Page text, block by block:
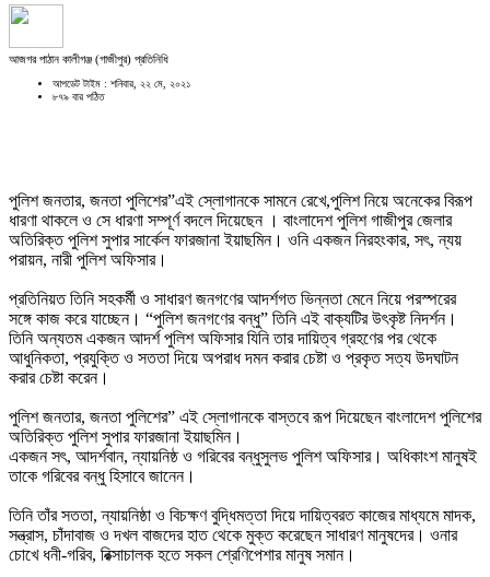
আজগর পাঠান কালীগঞ্জ (গাজীপুর) প্রতিনিধি
আপডেট টাইম : শনিবার, ২২ মে, ২০২১
৮৭৯ বার পঠিত
পুলিশ জনতার, জনতা পুলিশের”এই স্লোগানকে সামনে রেখে,পুলিশ নিয়ে অনেকের বিরূপ
ধারণা থাকলে ও সে ধারণা সম্পূর্ণ বদলে দিয়েছেন । বাংলাদেশ পুলিশ গাজীপুর জেলার
অতিরিক্ত পুলিশ সুপার সার্কেল ফারজানা ইয়াছমিন। ওনি একজন নিরহংকার, সৎ, ন্যয়
পরায়ন, নারী পুলিশ অফিসার।
প্রতিনিয়ত তিনি সহকর্মী ও সাধারণ জনগণের আদর্শগত ভিন্নতা মেনে নিয়ে পরস্পরের
সঙ্গে কাজ করে যাচ্ছেন। “পুলিশ জনগণের বন্ধু” তিনি এই বাক্যটির উৎকৃষ্ট নিদর্শন।
তিনি অন্যতম একজন আদর্শ পুলিশ অফিসার যিনি তার দায়িত্ব গ্রহণের পর থেকে
আধুনিকতা, প্রযুক্তি ও সততা দিয়ে অপরাধ দমন করার চেষ্টা ও প্রকৃত সত্য উদঘাটন
করার চেষ্টা করেন।
পুলিশ জনতার, জনতা পুলিশের” এই স্লোগানকে বাস্তবে রূপ দিয়েছেন বাংলাদেশ পুলিশের
অতিরিক্ত পুলিশ সুপার ফারজানা ইয়াছমিন।
একজন সৎ, আদর্শবান, ন্যায়নিষ্ঠ ও গরিবের বন্ধুসুলভ পুলিশ অফিসার। অধিকাংশ মানুষই
তাকে গরিবের বন্ধু হিসাবে জানেন।
তিনি তাঁর সততা, ন্যায়নিষ্ঠা ও বিচক্ষণ বুদ্ধিমত্তা দিয়ে দায়িত্বরত কাজের মাধ্যমে মাদক,
সন্ত্রাস, চাঁদাবাজ ও দখল বাজদের হাত থেকে মুক্ত করেছেন সাধারণ মানুষদের। ওনার
চোখে ধনী-গরিব, রিক্সাচালক হতে সকল শ্রেণিপেশার মানুষ সমান।